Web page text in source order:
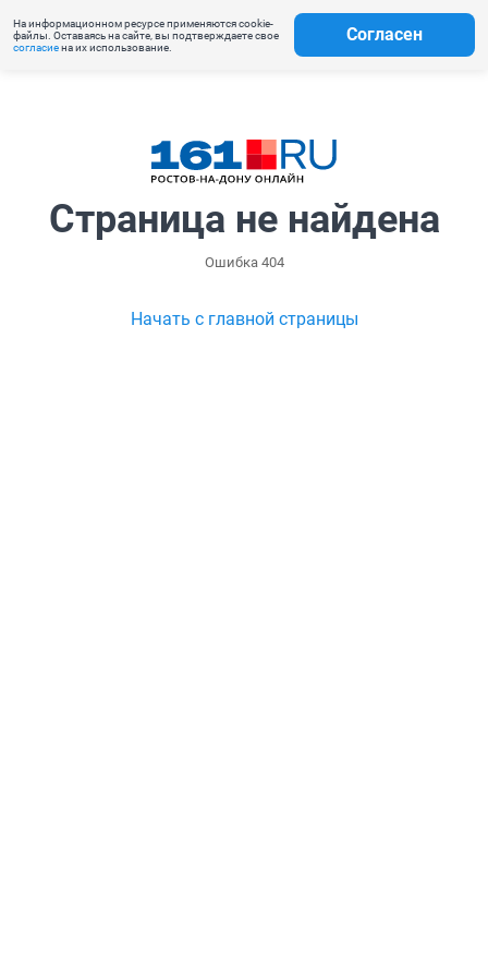
На информационном ресурсе применяются cookie-
файлы. Оставаясь на сайте, вы подтверждаете свое
согласиена их использование.
Согласен
Страница не найдена
Ошибка 404
Начать с главной страницы